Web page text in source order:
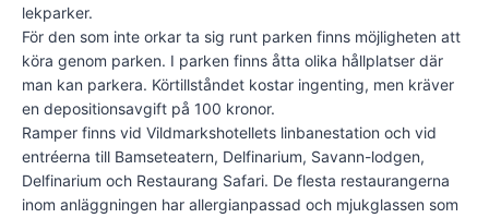
lekparker.
För den som inte orkar ta sig runt parken finns möjligheten att
köra genom parken. I parken finns åtta olika hållplatser där
man kan parkera. Körtillståndet kostar ingenting, men kräver
en depositionsavgift på 100 kronor.
Ramper finns vid Vildmarkshotellets linbanestation och vid
entréerna till Bamseteatern, Delfinarium, Savann-lodgen,
Delfinarium och Restaurang Safari. De flesta restaurangerna
inom anläggningen har allergianpassad och mjukglassen som